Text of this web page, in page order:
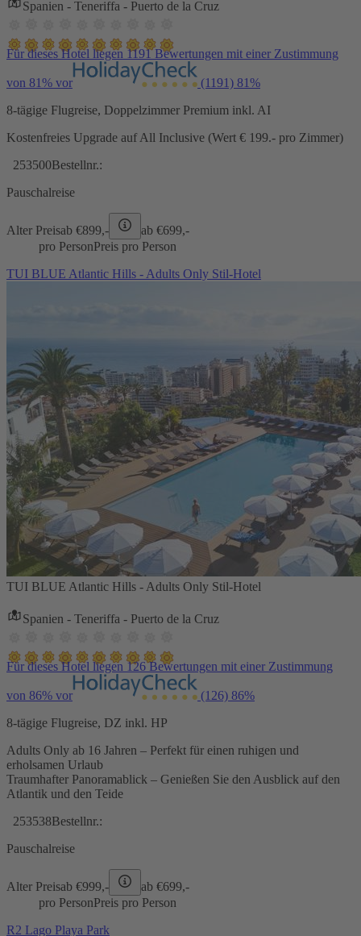
Spanien - Teneriffa - Puerto de la Cruz
Für dieses Hotel liegen 1191 Bewertungen mit einer Zustimmung
von 81% vor (1191) 81%
8-tägige Flugreise, Doppelzimmer Premium inkl. AI
Kostenfreies Upgrade auf All Inclusive (Wert € 199.- pro Zimmer)
253500Bestellnr.:
Pauschalreise
Alter Preisab €899,- ab €699,-
pro PersonPreis pro Person
TUI BLUE Atlantic Hills - Adults Only Stil-Hotel
TUI BLUE Atlantic Hills - Adults Only Stil-Hotel
Spanien - Teneriffa - Puerto de la Cruz
Für dieses Hotel liegen 126 Bewertungen mit einer Zustimmung
von 86% vor (126) 86%
8-tägige Flugreise, DZ inkl. HP
Adults Only ab 16 Jahren – Perfekt für einen ruhigen und
erholsamen Urlaub
Traumhafter Panoramablick – Genießen Sie den Ausblick auf den
Atlantik und den Teide
253538Bestellnr.:
Pauschalreise
Alter Preisab €999,- ab €699,-
pro PersonPreis pro Person
R2 Lago Playa Park